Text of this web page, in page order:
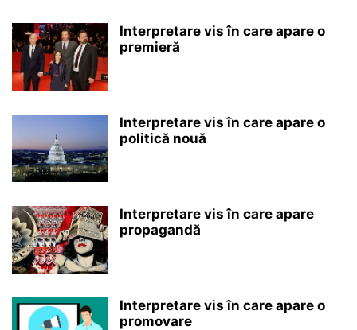
Interpretare vis în care apare o
premieră
Interpretare vis în care apare o
politică nouă
Interpretare vis în care apare
propagandă
Interpretare vis în care apare o
promovare